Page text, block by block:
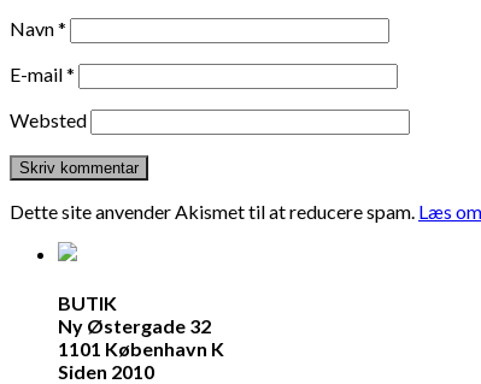
Navn*
E-mail*
Websted
Dette site anvender Akismet til at reducere spam. Læs
BUTIK
Ny Østergade 32
1101 København K
Siden 2010